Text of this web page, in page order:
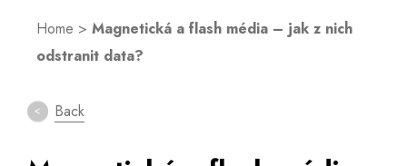
Home > Magnetická a flash média – jak z nich
odstranit data?
Back